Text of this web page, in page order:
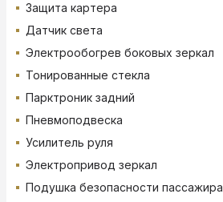
Защита картера
Датчик света
Электрообогрев боковых зеркал
Тонированные стекла
Парктроник задний
Пневмоподвеска
Усилитель руля
Электропривод зеркал
Подушка безопасности пассажира